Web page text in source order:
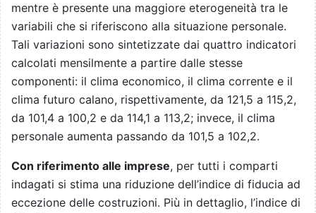
mentre è presente una maggiore eterogeneità tra le
variabili che si riferiscono alla situazione personale.
Tali variazioni sono sintetizzate dai quattro indicatori
calcolati mensilmente a partire dalle stesse
componenti: il clima economico, il clima corrente e il
clima futuro calano, rispettivamente, da 121,5 a 115,2,
da 101,4 a 100,2 e da 114,1 a 113,2; invece, il clima
personale aumenta passando da 101,5 a 102,2.
Con riferimento alle imprese, per tutti i comparti
indagati si stima una riduzione dell’indice di fiducia ad
eccezione delle costruzioni. Più in dettaglio, l’indice di